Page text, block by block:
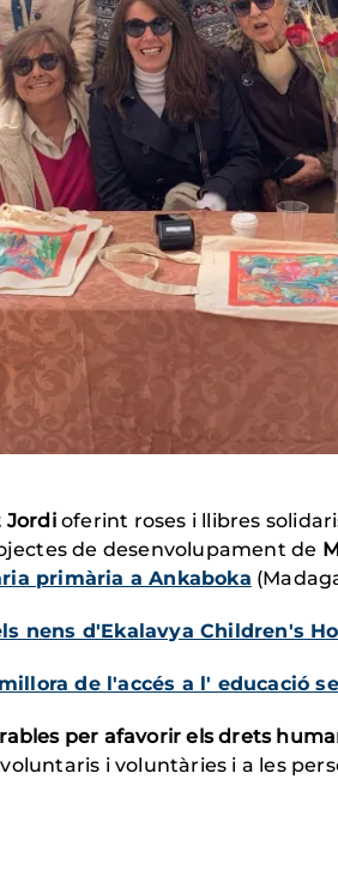
Jordi oferint roses i llibres
de desenvolupament de
primària a Ankaboka
nens d'Ekalavya Children's
de l'accés a l' educació
per afavorir els drets
i voluntàries i a les